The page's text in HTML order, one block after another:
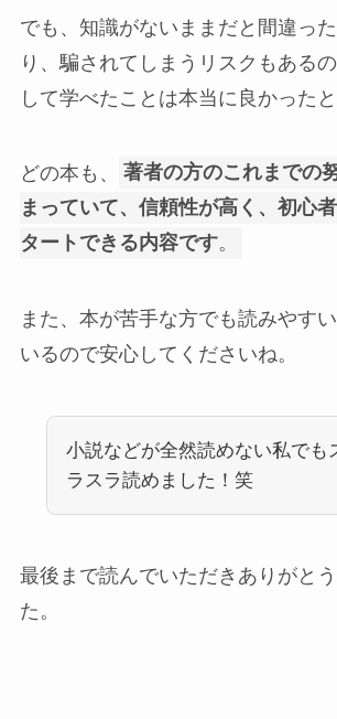
でも、知識がないままだと間違っ
り、騙されてしまうリスクもある
して学べたことは本当に良かったと
どの本も、
著者の方のこれまでの
まっていて、信頼性が高く、初心
タートできる内容です。
また、本が苦手な方でも読みやす
いるので安心してくださいね。
小説などが全然読めない私でも
ラスラ読めました！笑
最後まで読んでいただきありがと
た。